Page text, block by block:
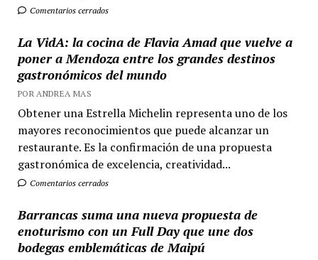
Comentarios cerrados
La VidA: la cocina de Flavia Amad que vuelve a
poner a Mendoza entre los grandes destinos
gastronómicos del mundo
POR ANDREA MAS
Obtener una Estrella Michelin representa uno de los
mayores reconocimientos que puede alcanzar un
restaurante. Es la confirmación de una propuesta
gastronómica de excelencia, creatividad...
Comentarios cerrados
Barrancas suma una nueva propuesta de
enoturismo con un Full Day que une dos
bodegas emblemáticas de Maipú